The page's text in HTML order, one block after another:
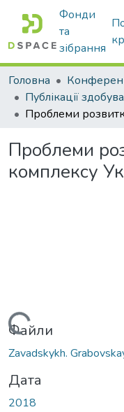
Фонди
та
зібрання
Головна
Проблеми
комплексу
Вантажиться...
Файли
Zavadskykh.
Дата
2018